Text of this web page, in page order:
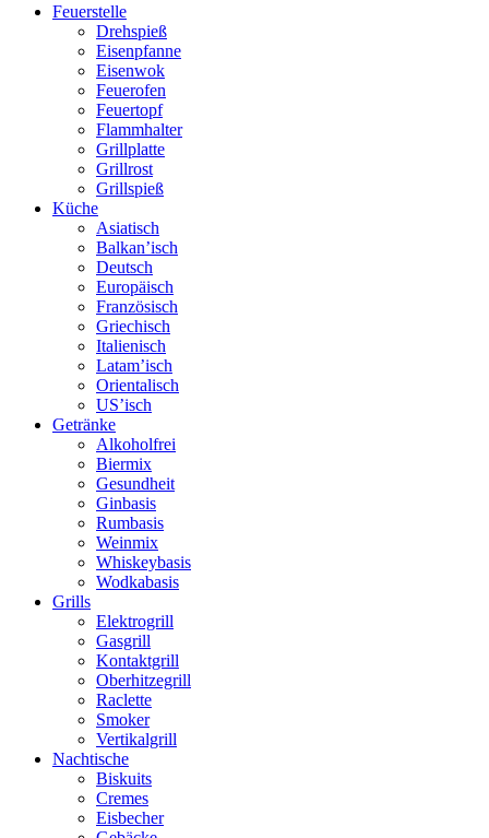
Feuerstelle
Drehspieß
Eisenpfanne
Eisenwok
Feuerofen
Feuertopf
Flammhalter
Grillplatte
Grillrost
Grillspieß
Küche
Asiatisch
Balkan’isch
Deutsch
Europäisch
Französisch
Griechisch
Italienisch
Latam’isch
Orientalisch
US’isch
Getränke
Alkoholfrei
Biermix
Gesundheit
Ginbasis
Rumbasis
Weinmix
Whiskeybasis
Wodkabasis
Grills
Elektrogrill
Gasgrill
Kontaktgrill
Oberhitzegrill
Raclette
Smoker
Vertikalgrill
Nachtische
Biskuits
Cremes
Eisbecher